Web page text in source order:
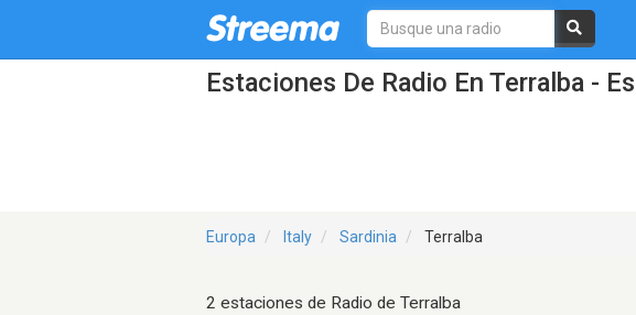
Estaciones De Radio En Terralba -
Europa Italy Sardinia Terralba
2 estaciones de Radio de Terralba